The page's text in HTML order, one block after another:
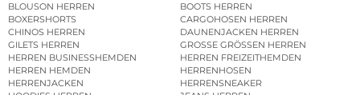
BLOUSON HERREN
BOOTS HERREN
BOXERSHORTS
CARGOHOSEN HERREN
CHINOS HERREN
DAUNENJACKEN HERREN
GILETS HERREN
GROSSE GRÖSSEN HERREN
HERREN BUSINESSHEMDEN
HERREN FREIZEITHEMDEN
HERREN HEMDEN
HERRENHOSEN
HERRENJACKEN
HERRENSNEAKER